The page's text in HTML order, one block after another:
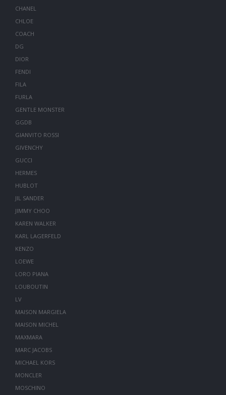
CHANEL
CHLOE
COACH
DG
DIOR
FENDI
FILA
FURLA
GENTLE MONSTER
GGDB
GIANVITO ROSSI
GIVENCHY
GUCCI
HERMES
HUBLOT
JIL SANDER
JIMMY CHOO
KAREN WALKER
KARL LAGERFELD
KENZO
LOEWE
LORO PIANA
LOUBOUTIN
LV
MAISON MARGIELA
MAISON MICHEL
MAXMARA
MARC JACOBS
MICHAEL KORS
MONCLER
MOSCHINO